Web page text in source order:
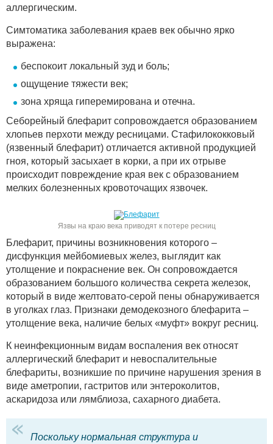
аллергическим.
Симтоматика заболевания краев век обычно ярко
выражена:
беспокоит локальный зуд и боль;
ощущение тяжести век;
зона хряща гиперемирована и отечна.
Себорейный блефарит сопровождается образованием
хлопьев перхоти между ресницами. Стафилококковый
(язвенный блефарит) отличается активной продукцией
гноя, который засыхает в корки, а при их отрыве
происходит повреждение края век с образованием
мелких болезненных кровоточащих язвочек.
Язвы на краю века приводят к потере ресниц
Блефарит, причины возникновения которого –
дисфункция мейбомиевых желез, выглядит как
утолщение и покраснение век. Он сопровождается
образованием большого количества секрета железок,
который в виде желтовато-серой пены обнаруживается
в уголках глаз. Признаки демодекозного блефарита –
утолщение века, наличие белых «муфт» вокруг ресниц.
К неинфекционным видам воспаления век относят
аллергический блефарит и невоспалительные
блефариты, возникшие по причине нарушения зрения в
виде аметропии, гастритов или энтероколитов,
аскаридоза или лямблиоза, сахарного диабета.
Поскольку нормальная структура и